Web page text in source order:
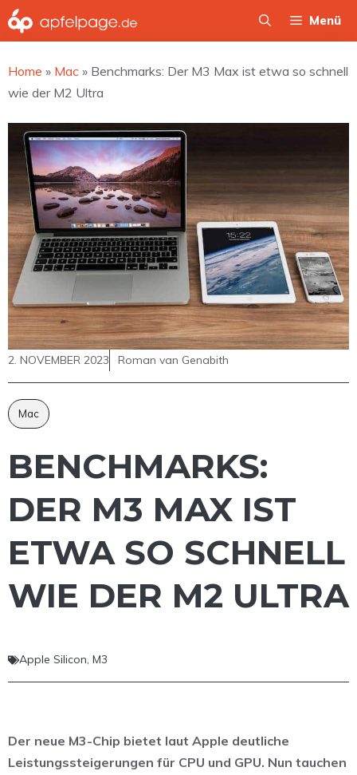
Zum
Inhalt
Menü
Home » Mac » Benchmarks: Der M3 Max ist etwa so schnell
wie der M2 Ultra
2. NOVEMBER 2023 Roman van Genabith
Mac
BENCHMARKS:
DER M3 MAX IST
ETWA SO SCHNELL
WIE DER M2 ULTRA
Apple Silicon, M3
Der neue M3-Chip bietet laut Apple deutliche
Leistungssteigerungen für CPU und GPU. Nun tauchen